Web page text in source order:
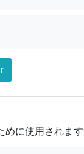
めに使用されま